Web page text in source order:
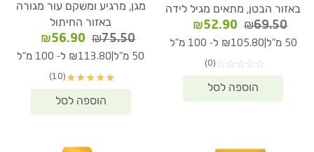
באזור הבטן, מתאים מגיל לידה
₪69.50
המחיר
המקורי
₪69.50.
₪52.90
המחיר
הנוכחי
50 מ"ל ₪105.80 ל- 100 מ"ל
☆
☆
☆
☆
☆
(0)
מגן, מרגיע ומשקם עור מגורה
באזור החיתול
₪75.50
המחיר
המקורי
₪75.50.
₪56.90
הנוכחי
50 מ"ל ₪113.80 ל- 100 מ"ל
★
★
★
★
★
(10)